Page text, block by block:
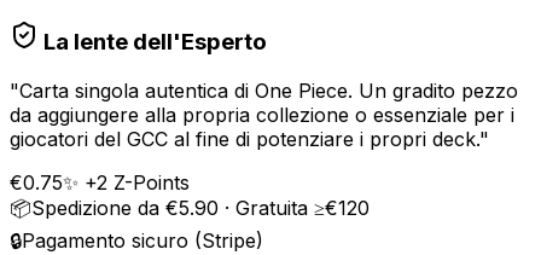
La lente dell'Esperto
"Carta singola autentica di One Piece. Un gradito pezzo
da aggiungere alla propria collezione o essenziale per i
giocatori del GCC al fine di potenziare i propri deck."
€0.75✨ +2 Z-Points
📦Spedizione da €5.90 · Gratuita ≥€120
🔒Pagamento sicuro (Stripe)